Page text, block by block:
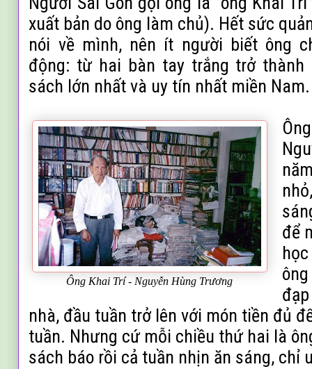
xuất bản do ông làm chủ). Hết sức
nói về mình, nên ít người biết ông
động: từ hai bàn tay trắng trở thành
sách lớn nhất và uy tín nhất miền Nam.
Ông Khai Trí - Nguyễn Hùng Trương
để
nhà, đầu tuần trở lên với món tiền đủ
tuần. Nhưng cứ mỗi chiều thứ hai là
sách báo rồi cả tuần nhịn ăn sáng, chỉ